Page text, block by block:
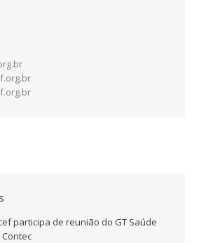
participa de reunião do GT Saúde
Contec